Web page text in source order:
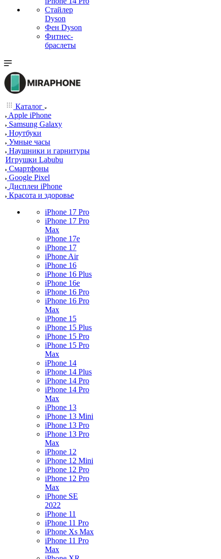
Стайлер
Dyson
Фен Dyson
Фитнес-
браслеты
Каталог
Apple iPhone
Samsung Galaxy
Ноутбуки
Умные часы
Наушники и гарнитуры
Игрушки Labubu
Смартфоны
Google Pixel
Дисплеи iPhone
Красота и здоровье
iPhone 17 Pro
iPhone 17 Pro
Max
iPhone 17e
iPhone 17
iPhone Air
iPhone 16
iPhone 16 Plus
iPhone 16e
iPhone 16 Pro
iPhone 16 Pro
Max
iPhone 15
iPhone 15 Plus
iPhone 15 Pro
iPhone 15 Pro
Max
iPhone 14
iPhone 14 Plus
iPhone 14 Pro
iPhone 14 Pro
Max
iPhone 13
iPhone 13 Mini
iPhone 13 Pro
iPhone 13 Pro
Max
iPhone 12
iPhone 12 Mini
iPhone 12 Pro
iPhone 12 Pro
Max
iPhone SE
2022
iPhone 11
iPhone 11 Pro
iPhone Xs Max
iPhone 11 Pro
Max